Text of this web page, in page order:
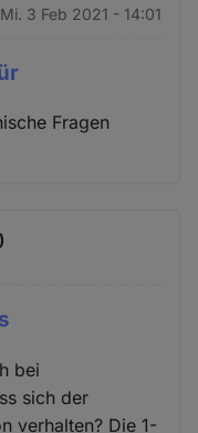
Mi. 3 Feb 2021 - 14:01
Fragen
bei
sich der
verhalten? Die 1-